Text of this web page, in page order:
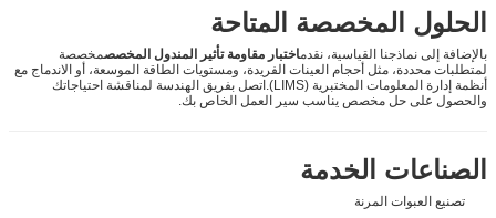
الحلول المخصصة المتاحة
بالإضافة إلى نماذجنا القياسية، نقدماختبار مقاومة تأثير المندول المخصصمخصصة
لمتطلبات محددة، مثل أحجام العينات الفريدة، ومستويات الطاقة الموسعة، أو الاندماج مع
أنظمة إدارة المعلومات المختبرية (LIMS).اتصل بفريق الهندسة لمناقشة احتياجاتك
والحصول على حل مخصص يناسب سير العمل الخاص بك.
الصناعات الخدمة
تصنيع العبوات المرنة